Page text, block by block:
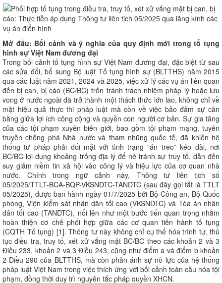
Mở đầu: Bối cảnh và ý nghĩa của quy định mới trong tố tụng
hình sự Việt Nam đương đại
Trong bối cảnh tố tụng hình sự Việt Nam đương đại, đặc biệt từ sau
các sửa đổi, bổ sung Bộ luật Tố tụng hình sự (BLTTHS) năm 2015
qua các luật năm 2021, 2024 và 2025, việc xử lý các vụ án liên quan
đến bị can, bị cáo (BC/BC) trốn tránh trách nhiệm pháp lý hoặc lưu
vong ở nước ngoài đã trở thành một thách thức lớn lao, không chỉ về
mặt hiệu quả thực thi pháp luật mà còn về việc bảo đảm sự cân
bằng giữa lợi ích công cộng và quyền con người cơ bản. Sự gia tăng
của các tội phạm xuyên biên giới, bao gồm tội phạm mạng, tuyên
truyền chống phá Nhà nước và tham nhũng quốc tế, đã khiến hệ
thống tư pháp phải đối mặt với tình trạng “án treo” kéo dài, nơi
BC/BC lợi dụng khoảng trống địa lý để né tránh sự truy tố, dẫn đến
suy giảm niềm tin xã hội vào công lý và hiệu lực của cơ quan nhà
nước. Chính trong ngữ cảnh này, Thông tư liên tịch số
05/2025/TTLT-BCA-BQP-VKSNDTC-TANDTC (sau đây gọi tắt là TTLT
05/2025), được ban hành ngày 01/7/2025 bởi Bộ Công an, Bộ Quốc
phòng, Viện kiểm sát nhân dân tối cao (VKSNDTC) và Tòa án nhân
dân tối cao (TANDTC), nổi lên như một bước tiến quan trọng nhằm
hoàn thiện cơ chế phối hợp giữa các cơ quan tiến hành tố tụng
(CQTH Tố tụng) [1]. Thông tư này không chỉ cụ thể hóa trình tự, thủ
tục điều tra, truy tố, xét xử vắng mặt BC/BC theo các khoản 2 và 3
Điều 233, khoản 2 và 3 Điều 243, cũng như điểm a và điểm b khoản
2 Điều 290 của BLTTHS, mà còn phản ánh sự nỗ lực của hệ thống
pháp luật Việt Nam trong việc thích ứng với bối cảnh toàn cầu hóa tội
phạm, đồng thời duy trì nguyên tắc pháp quyền XHCN.